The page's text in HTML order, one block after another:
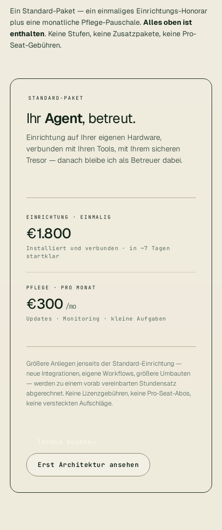
Ein Standard-Paket — ein einmaliges Einrichtungs-Honorar
plus eine monatliche Pflege-Pauschale. Alles oben ist
enthalten. Keine Stufen, keine Zusatzpakete, keine Pro-
Seat-Gebühren.
STANDARD-PAKET
IhrAgent, betreut.
Einrichtung auf Ihrer eigenen Hardware,
verbunden mit Ihren Tools, mit Ihrem sicheren
Tresor — danach bleibe ich als Betreuer dabei.
EINRICHTUNG · EINMALIG
€1.800
Installiert und verbunden · in ~7 Tagen
startklar
PFLEGE · PRO MONAT
€300 /mo
Updates · Monitoring · kleine Aufgaben
Größere Anliegen jenseits der Standard-Einrichtung —
neue Integrationen, eigene Workflows, größere Umbauten
— werden zu einem vorab vereinbarten Stundensatz
abgerechnet. Keine Lizenzgebühren, keine Pro-Seat-Abos,
keine versteckten Aufschläge.
Erst Architektur ansehen